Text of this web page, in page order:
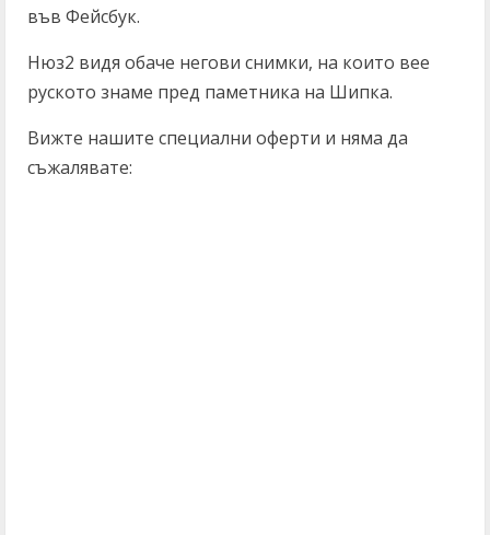
във Фейсбук.
Нюз2 видя обаче негови снимки, на които вее
руското знаме пред паметника на Шипка.
Вижте нашите специални оферти и няма да
съжалявате: